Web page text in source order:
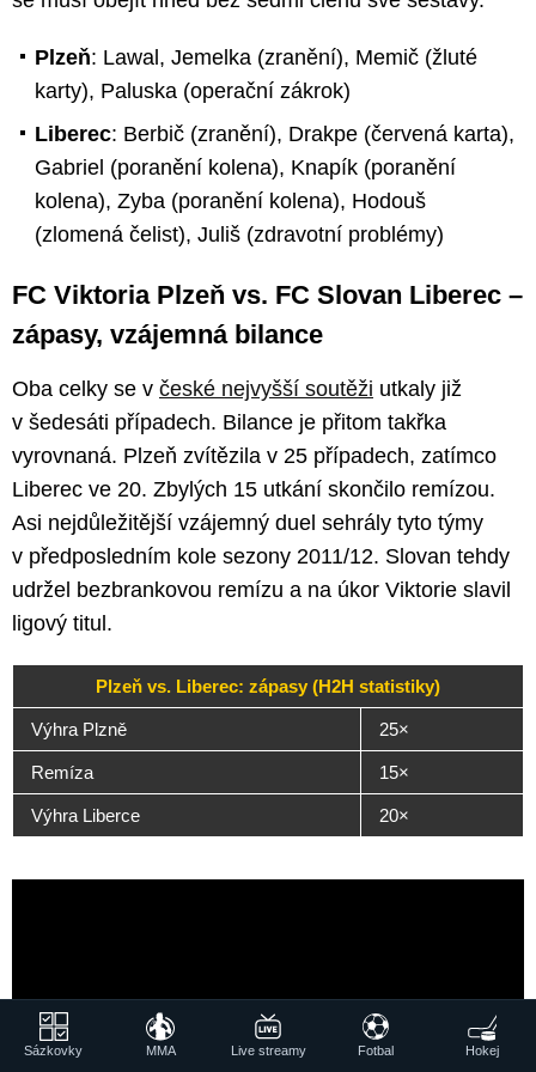
Plzeň: Lawal, Jemelka (zranění), Memič (žluté
karty), Paluska (operační zákrok)
Liberec: Berbič (zranění), Drakpe (červená karta),
Gabriel (poranění kolena), Knapík (poranění
kolena), Zyba (poranění kolena), Hodouš
(zlomená čelist), Juliš (zdravotní problémy)
FC Viktoria Plzeň vs. FC Slovan Liberec –
zápasy, vzájemná bilance
Oba celky se v české nejvyšší soutěži utkaly již
v šedesáti případech. Bilance je přitom takřka
vyrovnaná. Plzeň zvítězila v 25 případech, zatímco
Liberec ve 20. Zbylých 15 utkání skončilo remízou.
Asi nejdůležitější vzájemný duel sehrály tyto týmy
v předposledním kole sezony 2011/12. Slovan tehdy
udržel bezbrankovou remízu a na úkor Viktorie slavil
ligový titul.
Plzeň vs. Liberec: zápasy (H2H statistiky)
Výhra Plzně 25×
Remíza 15×
Výhra Liberce 20×
Sázkovky MMA Live streamy Fotbal Hokej